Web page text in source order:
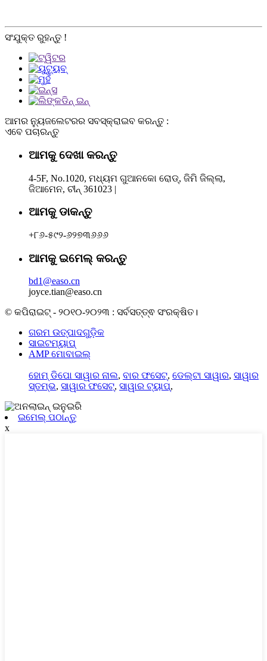
ସଂଯୁକ୍ତ ରୁହନ୍ତୁ !
ଆମର ନ୍ୟୁଜଲେଟରର ସବସ୍କ୍ରାଇବ କରନ୍ତୁ :
ଏବେ ପଚାରନ୍ତୁ
ଆମକୁ ଦେଖା କରନ୍ତୁ
4-5F, No.1020, ମଧ୍ୟମ ଗୁଆନକୋ ରୋଡ୍, ଜିମି ଜିଲ୍ଲା,
ଜିଆମେନ, ଚୀନ୍ 361023 |
ଆମକୁ ଡାକନ୍ତୁ
+୮୬-୫୯୨-୬୨୭୩୬୬୬
ଆମକୁ ଇମେଲ୍ କରନ୍ତୁ
bd1@easo.cn
joyce.tian@easo.cn
© କପିରାଇଟ୍ - ୨୦୧୦-୨୦୨୩ : ସର୍ବସତ୍ତ୍ଵ ସଂରକ୍ଷିତ।
ଗରମ ଉତ୍ପାଦଗୁଡ଼ିକ
ସାଇଟମ୍ୟାପ୍
AMP ମୋବାଇଲ୍
ହୋମ୍ ଡିପୋ ସାୱାର ନାଲ, ବାର ଫସେଟ୍, ଡେଲ୍ଟା ସାୱାର, ସାୱାର
ସ୍ତମ୍ଭ, ସାୱାର ଫସେଟ୍, ସାୱାର ଟ୍ୟାପ୍,
ଇମେଲ୍ ପଠାନ୍ତୁ
x